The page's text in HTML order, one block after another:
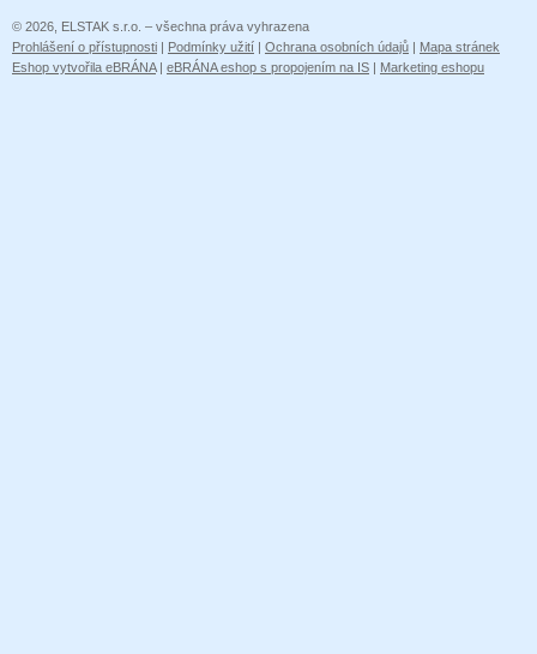
© 2026, ELSTAK s.r.o. – všechna práva vyhrazena
Prohlášení o přístupnosti | Podmínky užití | Ochrana osobních údajů | Mapa stránek
Eshop vytvořila eBRÁNA| eBRÁNA eshop s propojením na IS | Marketing eshopu